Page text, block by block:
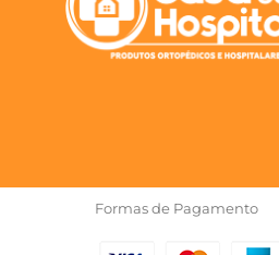
Formas de Pagamento